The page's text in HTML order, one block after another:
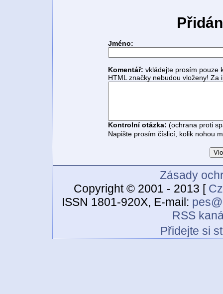
Jméno:
Komentář: vkládejte prosím pouze
HTML značky nebudou vloženy!
Kontrolní otázka: (ochrana proti
Napište prosím číslicí, kolik nohou
Zásady
Copyright © 2001 - 2013 [
ISSN 1801-920X, E-mail:
RSS
Přidejte si